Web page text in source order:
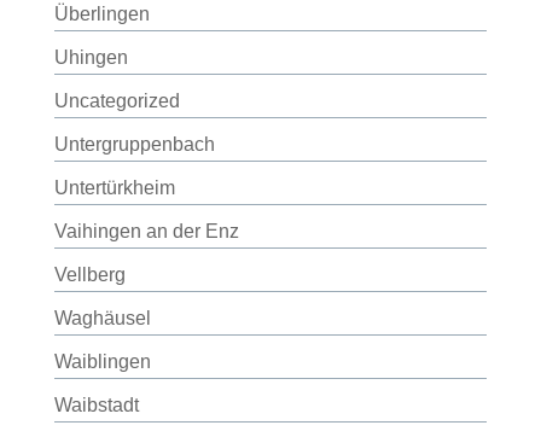
Überlingen
Uhingen
Uncategorized
Untergruppenbach
Untertürkheim
Vaihingen an der Enz
Vellberg
Waghäusel
Waiblingen
Waibstadt